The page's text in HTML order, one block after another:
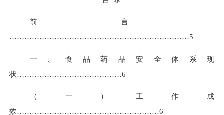
前言
………………………………………………………………5
一、食品药品安全体系现
状……………………………………6
（一）工作成
效…………………………………………………6